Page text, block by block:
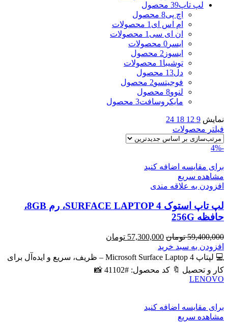
لپ تاپ39 محصول
اچ پی8 محصول
ام اس ای 1 محصولات
ان ای سی 1 محصولات
ایسر 0 محصولات
ایسوز 2 محصول
توشیبا 1 محصولات
دل13 محصول
فوجیتسو2 محصول
لنوو8 محصول
مایکروسافت3 محصول
نمایش 9
12
18
24
فیلتر محصولات
-4%
برای مقایسه اضافه کنید
مشاهده سریع
افزودن به علاقه مندی
لپ تاپ استوک SURFACE LAPTOP 4، رم 8GB،
حافظه 256G
59,400,000 تومان قیمت
اصلی
59,400,000 تومان
57,300,000 تومان
57,300,000 تومان
است.
افزودن به سبد خرید
💻 لپتاپ Microsoft Surface Laptop 4 – ظریف، سریع و ایده‌آل برای
کار و تحصیل 🔖 کد محصول: #41102 📸
LENOVO
برای مقایسه اضافه کنید
مشاهده سریع